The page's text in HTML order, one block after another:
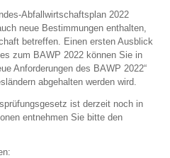
Abfallwirtschaftsplan 2022
neue Bestimmungen enthalten,
betreffen. Einen ersten Ausblick
zum BAWP 2022 können Sie in
Anforderungen des BAWP 2022“
abgehalten werden wird.
ist derzeit noch in
entnehmen Sie bitte den